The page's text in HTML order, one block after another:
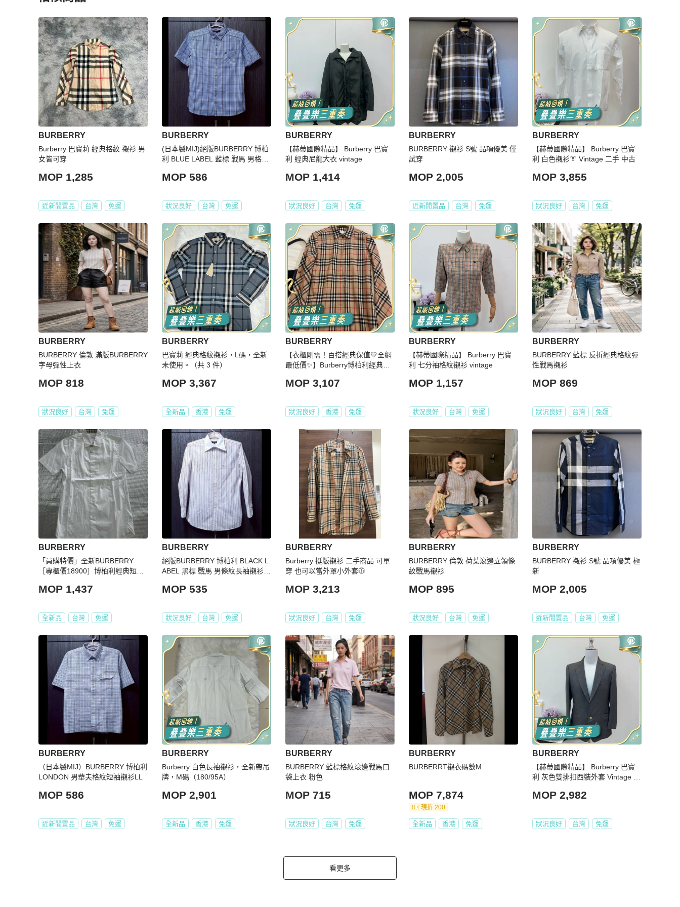
更多相似BURBERRY男裝推薦精品
BURBERRY
Burberry 巴寶莉 經典格紋 襯衫 男
女皆可穿
MOP 1,285
近新閒置品 台灣 免運
BURBERRY
(日本製MIJ)絕版BURBERRY 博柏
利 BLUE LABEL 藍標 戰馬 男格紋
MOP 586
狀況良好 台灣 免運
BURBERRY
【赫蒂國際精品】 Burberry 巴寶
利 經典尼龍大衣 vintage
MOP 1,414
狀況良好 台灣 免運
BURBERRY
BURBERRY 襯衫 S號 品項優美 僅
試穿
MOP 2,005
近新閒置品 台灣 免運
BURBERRY
【赫蒂國際精品】 Burberry 巴寶
利 白色襯衫👔 Vintage 二手 中古
MOP 3,855
狀況良好 台灣 免運
BURBERRY
BURBERRY 倫敦 滿版BURBERRY
字母彈性上衣
MOP 818
狀況良好 台灣 免運
BURBERRY
巴寶莉 經典格紋襯衫，L碼，全新
未使用。（共 3 件）
MOP 3,367
全新品 香港 免運
BURBERRY
【衣櫃剛需！百搭經典保值💛全網
最低價✨】Burberry博柏利經典格
MOP 3,107
狀況良好 香港 免運
BURBERRY
【赫蒂國際精品】 Burberry 巴寶
利 七分袖格紋襯衫 vintage
MOP 1,157
狀況良好 台灣 免運
BURBERRY
BURBERRY 藍標 反折經典格紋彈
性戰馬襯衫
MOP 869
狀況良好 台灣 免運
BURBERRY
「員購特價」全新BURBERRY
［專櫃價18900］博柏利經典短袖
MOP 1,437
全新品 台灣 免運
BURBERRY
絕版BURBERRY 博柏利 BLACK L
ABEL 黑標 戰馬 男條紋長袖襯衫3
MOP 535
狀況良好 台灣 免運
BURBERRY
Burberry 挺版襯衫 二手商品 可單
穿 也可以當外罩小外套🧥
MOP 3,213
狀況良好 台灣 免運
BURBERRY
BURBERRY 倫敦 荷葉滾邊立領條
紋戰馬襯衫
MOP 895
狀況良好 台灣 免運
BURBERRY
BURBERRY 襯衫 S號 品項優美 極
新
MOP 2,005
近新閒置品 台灣 免運
BURBERRY
（日本製MIJ）BURBERRY 博柏利
LONDON 男華夫格紋短袖襯衫LL
MOP 586
近新閒置品 台灣 免運
BURBERRY
Burberry 白色長袖襯衫，全新帶吊
牌，M碼（180/95A）
MOP 2,901
全新品 香港 免運
BURBERRY
BURBERRY 藍標格紋滾邊戰馬口
袋上衣 粉色
MOP 715
狀況良好 台灣 免運
BURBERRY
BURBERRT襯衣碼數M
MOP 7,874
現折 200
全新品 香港 免運
BURBERRY
【赫蒂國際精品】 Burberry 巴寶
利 灰色雙排扣西裝外套 Vintage 二
MOP 2,982
狀況良好 台灣 免運
看更多